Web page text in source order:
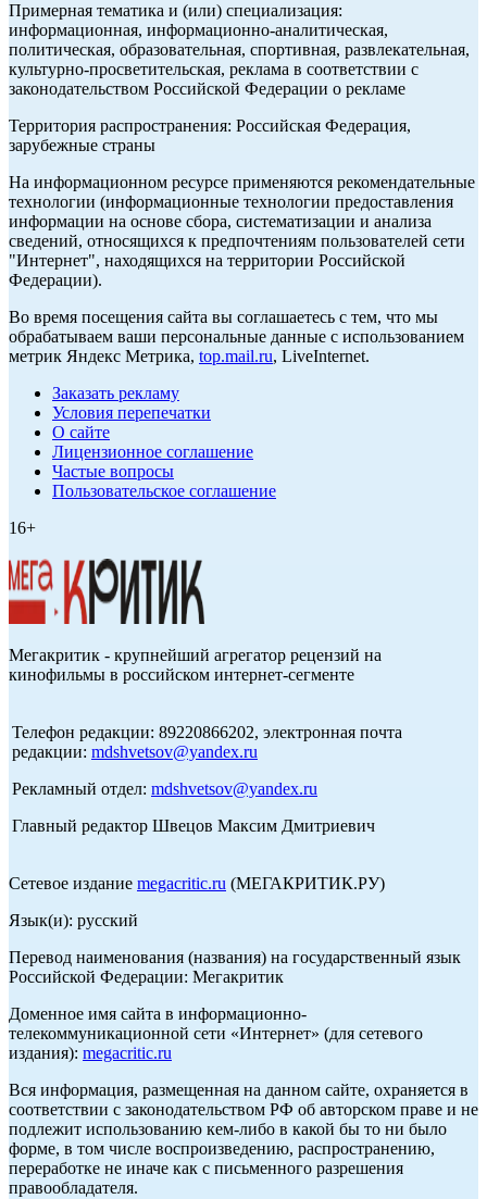
Примерная тематика и (или) специализация:
информационная, информационно-аналитическая,
политическая, образовательная, спортивная, развлекательная,
культурно-просветительская, реклама в соответствии с
законодательством Российской Федерации о рекламе
Территория распространения: Российская Федерация,
зарубежные страны
На информационном ресурсе применяются рекомендательные
технологии (информационные технологии предоставления
информации на основе сбора, систематизации и анализа
сведений, относящихся к предпочтениям пользователей сети
"Интернет", находящихся на территории Российской
Федерации).
Во время посещения сайта вы соглашаетесь с тем, что мы
обрабатываем ваши персональные данные с использованием
метрик Яндекс Метрика, top.mail.ru, LiveInternet.
Заказать рекламу
Условия перепечатки
О сайте
Лицензионное соглашение
Частые вопросы
Пользовательское соглашение
16+
Мегакритик - крупнейший агрегатор рецензий на
кинофильмы в российском интернет-сегменте
Телефон редакции: 89220866202, электронная почта
редакции: mdshvetsov@yandex.ru
Рекламный отдел: mdshvetsov@yandex.ru
Главный редактор Швецов Максим Дмитриевич
Сетевое издание megacritic.ru (МЕГАКРИТИК.РУ)
Язык(и): русский
Перевод наименования (названия) на государственный язык
Российской Федерации: Мегакритик
Доменное имя сайта в информационно-
телекоммуникационной сети «Интернет» (для сетевого
издания): megacritic.ru
Вся информация, размещенная на данном сайте, охраняется в
соответствии с законодательством РФ об авторском праве и не
подлежит использованию кем-либо в какой бы то ни было
форме, в том числе воспроизведению, распространению,
переработке не иначе как с письменного разрешения
правообладателя.